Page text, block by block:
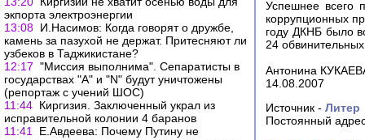
экпорта электроэнергии
13:08 И.Насимов: Когда говорят о дружбе,
камень за пазухой не держат. Притесняют ли
узбеков в Таджикистане?
12:17 "Миссия выполнима". Сепаратисты в
государствах "А" и "N" будут уничтожены
(репортаж с учений ШОС)
11:44 Киргизия. Заключенный украл из
исправительной колонии 4 баранов
11:41
Е.Авдеева: Почему Путину не
Успешнее всего
коррупционных
году ДКНБ было
24
Антонина
14.08.2007
Источник - Литер
Постоянный